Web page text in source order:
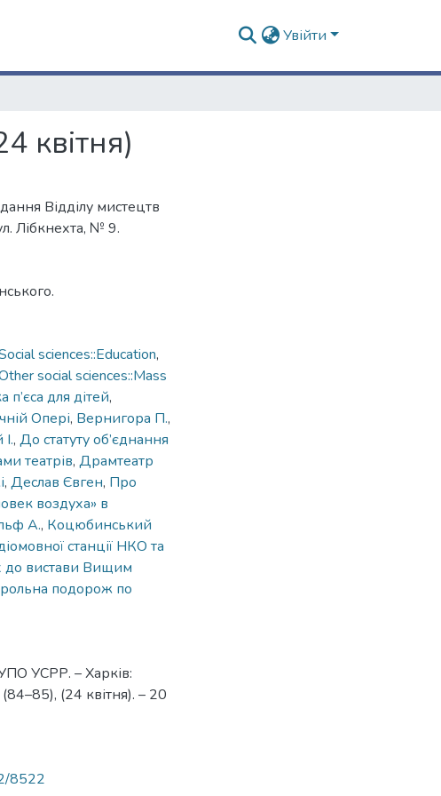
Увійти
квітня)
Відділу мистецтв
Лібкнехта, № 9.
sciences::Education,
social sciences::Mass
п’єса для дітей,
Опері, Вернигора П.,
, До статуту об’єднання
театрів, Драмтеатр
, Деслав Євген, Про
воздуха» в
А., Коцюбинський
станції НКО та
до вистави Вищим
подорож по
УСРР. – Харків:
(24 квітня). – 20
8522